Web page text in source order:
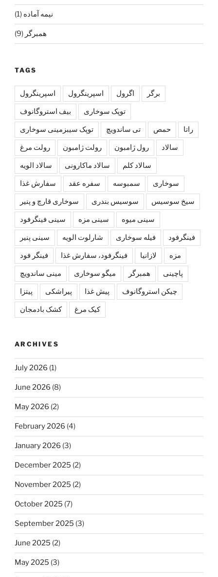
نیمه آماده (1)
همبرگر (9)
TAGS
اسپرينگرول اسپرینگرول اگرول برگر
بیف استروگانوف توپک سوخاری
توپک سیبزمینی سوخاری تی ساندویچ حمص راتا
رولت مرغ رولت ژامبون رول ژامبون سالاد
سالاد الویه سالاد ماکارونی سالاد کلم
سفارش غذا سفره عقد سمبوسه سوخاری
سوخاری قارچ و پنیر سوسیس بندری سیخ سوسیس
سینی فینگرفود سینی مزه سینی میوه
سینی پنیر شارلوت الويه فیله سوخاری فینگرفود
فینگر فود فینگرفود، سفارش غذا لازانیا مزه
مینی ساندویچ میگو سوخاری همبرگر پاچینی
پیتزا پیراشکی پیش غذا چیکن استروگانوف
کشک بادمجان کیک مرغ
ARCHIVES
July 2026 (1)
June 2026 (8)
May 2026 (2)
February 2026 (4)
January 2026 (3)
December 2025 (2)
November 2025 (2)
October 2025 (7)
September 2025 (3)
June 2025 (2)
May 2025 (3)